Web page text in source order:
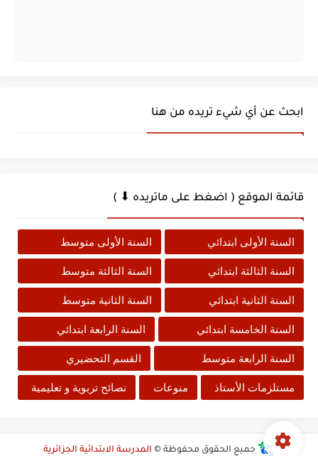
ابحث عن أي شيء تريده من هنا
قائمة الموقع ( اضغط على ماتريده ⬇ )
السنة الأولى ابتدائي السنة الأولى متوسط
السنة الثالثة ابتدائي السنة الثالثة متوسط
السنة الثانية ابتدائي السنة الثانية متوسط
السنة الخامسة ابتدائي السنة الرابعة ابتدائي
السنة الرابعة متوسط القسم التحضيري
مستلزمات الأستاذ منوعات نصائح تربوية و تعليمية
جميع الحقوق محفوظة © المدرسة الابتدائية الجزائرية